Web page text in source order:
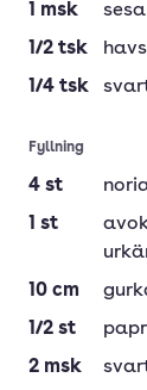
1 msk
1/2 tsk
1/4 tsk
Fyllning
4 st
1 st
10 cm
1/2 st
2 msk